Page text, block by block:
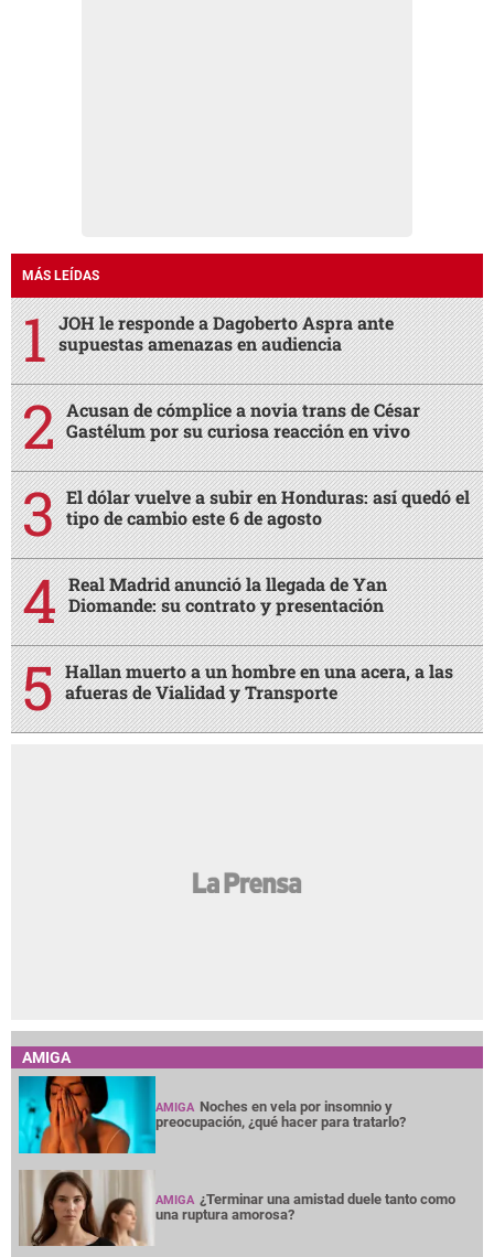
MÁS LEÍDAS
JOH le responde a Dagoberto Aspra ante
supuestas amenazas en audiencia
Acusan de cómplice a novia trans de César
Gastélum por su curiosa reacción en vivo
El dólar vuelve a subir en Honduras: así quedó el
tipo de cambio este 6 de agosto
Real Madrid anunció la llegada de Yan
Diomande: su contrato y presentación
Hallan muerto a un hombre en una acera, a las
afueras de Vialidad y Transporte
AMIGA
AMIGA Noches en vela por insomnio y
preocupación, ¿qué hacer para tratarlo?
AMIGA ¿Terminar una amistad duele tanto como
una ruptura amorosa?